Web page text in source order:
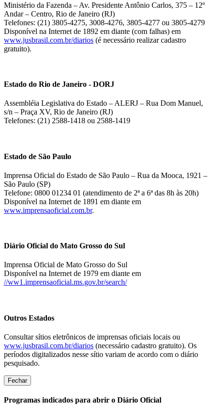
Ministério da Fazenda – Av. Presidente Antônio Carlos, 375 – 12º
Andar – Centro, Rio de Janeiro (RJ)
Telefones: (21) 3805-4275, 3008-4276, 3805-4277 ou 3805-4279
Disponível na Internet de 1892 em diante (com falhas) em
www.jusbrasil.com.br/diarios (é necessário realizar cadastro
gratuito).
Estado do Rio de Janeiro - DORJ
Assembléia Legislativa do Estado – ALERJ – Rua Dom Manuel,
s/n – Praça XV, Rio de Janeiro (RJ)
Telefones: (21) 2588-1418 ou 2588-1419
Estado de São Paulo
Imprensa Oficial do Estado de São Paulo – Rua da Mooca, 1921 –
São Paulo (SP)
Telefone: 0800 01234 01 (atendimento de 2ª a 6ª das 8h às 20h)
Disponível na Internet de 1891 em diante em
www.imprensaoficial.com.br.
Diário Oficial do Mato Grosso do Sul
Imprensa Oficial de Mato Grosso do Sul
Disponível na Internet de 1979 em diante em
//ww1.imprensaoficial.ms.gov.br/search/
Outros Estados
Consultar sítios eletrônicos de imprensas oficiais locais ou
www.jusbrasil.com.br/diarios (necessário cadastro gratuito). Os
períodos digitalizados nesse sítio variam de acordo com o diário
pesquisado.
Fechar
Programas indicados para abrir o Diário Oficial